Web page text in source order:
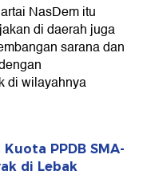
NasDem itu
di daerah juga
sarana dan
di wilayahnya
PPDB SMA-
di Lebak